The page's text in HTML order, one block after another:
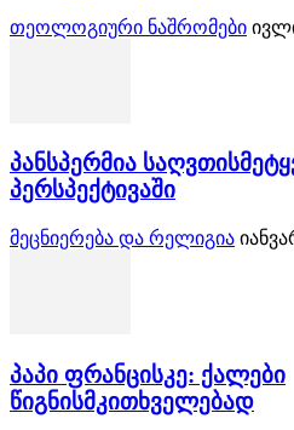
თეოლოგიური ნაშრომები
პანსპერმია
პერსპექტივაში
მეცნიერება და რელიგია
პაპი ფრანცისკე: ქალები
წიგნისმკითხველებად